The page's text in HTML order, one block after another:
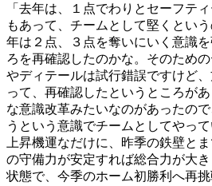
「去年は、１点でわりとセーフテ
もあって、チームとして堅くとい
年は２点、３点を奪いにいく意識
ろを再確認したのかな。そのため
やディテールは試行錯誤ですけど
って、再確認したというところが
な意識改革みたいなのがあったの
うという意識でチームとしてやっ
上昇機運なだけに、昨季の鉄壁と
の守備力が安定すれば総合力が大
状態で、今季のホーム初勝利へ再挑